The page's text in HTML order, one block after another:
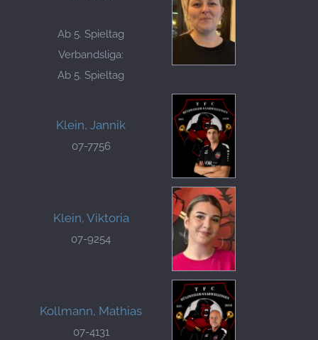
Ab 5. Spieltag
Verbandsliga:
Ab 5. Spieltag
Klein, Jannik
07-7756
Klein, Viktoria
07-9254
Kollmann, Mathias
07-4131